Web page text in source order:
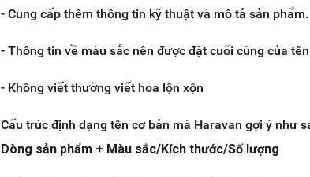
- Cung cấp thêm thông tin kỹ thuật và mô tả sản phẩm.
- Thông tin về màu sắc nên được đặt cuối cùng của
- Không viết thường viết hoa lộn xộn
Cấu trúc định dạng tên cơ bản mà Haravan gợi ý như
Dòng sản phẩm + Màu sắc/Kích thước/Số lượng